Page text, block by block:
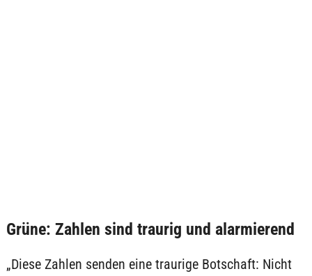
Grüne: Zahlen sind traurig und alarmierend
„Diese Zahlen senden eine traurige Botschaft: Nicht